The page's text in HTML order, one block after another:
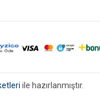
ile hazırlanmıştır.